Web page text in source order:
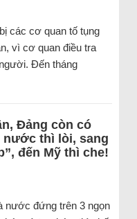
các cơ quan tố tụng
vì cơ quan điều tra
Đến tháng
Đảng còn có
nước thì lòi, sang
đến Mỹ thì che!
nước đứng trên 3 ngọn